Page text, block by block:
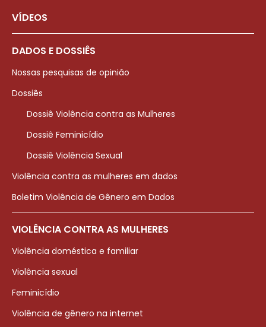
VÍDEOS
DADOS E DOSSIÊS
Nossas pesquisas de opinião
Dossiês
Dossiê Violência contra as Mulheres
Dossiê Feminicídio
Dossiê Violência Sexual
Violência contra as mulheres em dados
Boletim Violência de Gênero em Dados
VIOLÊNCIA CONTRA AS MULHERES
Violência doméstica e familiar
Violência sexual
Feminicídio
Violência de gênero na internet